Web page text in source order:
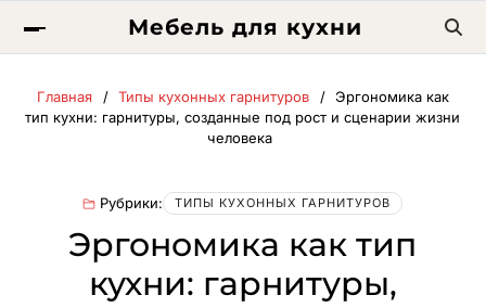
Мебель для кухни
Главная Типы кухонных гарнитуров
Эргономика как
тип кухни: гарнитуры, созданные под рост и сценарии жизни
человека
Рубрики: ТИПЫ КУХОННЫХ ГАРНИТУРОВ
Эргономика как тип
кухни: гарнитуры,